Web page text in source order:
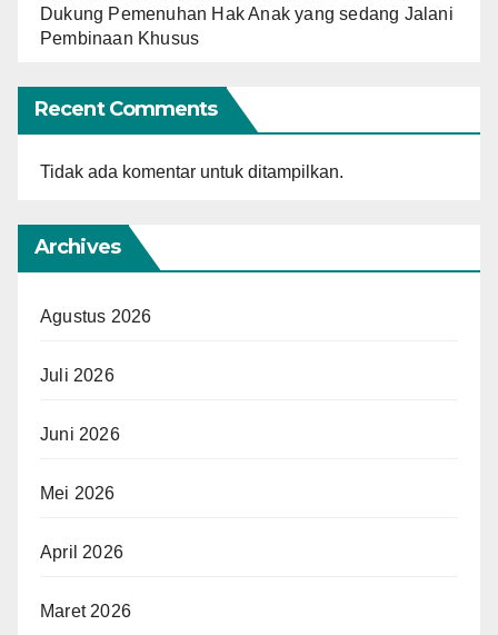
Dukung Pemenuhan Hak Anak yang sedang Jalani
Pembinaan Khusus
Recent Comments
Tidak ada komentar untuk ditampilkan.
Archives
Agustus 2026
Juli 2026
Juni 2026
Mei 2026
April 2026
Maret 2026